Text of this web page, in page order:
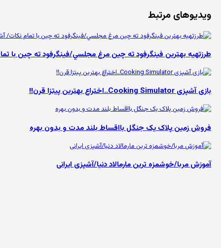
ویدیوهای مرتبط
طرزتهيه بهترين فینگرفود ته چين مرغ مجلسي/فينگرفود ته چين با
بازی آشپزی Cooking Simulator..اختراع بهترین پیتزا قرن!!
فروش زمین پلاک یک جنگل بااقساط بلند مدت و بدون بهره
آموزش مربا/خوشمزه ترین مارمالاد دنیا/آشپزی ایرانی